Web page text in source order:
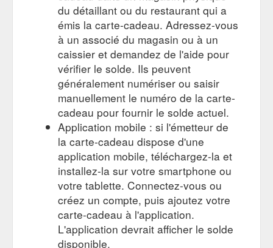
du détaillant ou du restaurant qui a
émis la carte-cadeau. Adressez-vous
à un associé du magasin ou à un
caissier et demandez de l'aide pour
vérifier le solde. Ils peuvent
généralement numériser ou saisir
manuellement le numéro de la carte-
cadeau pour fournir le solde actuel.
Application mobile : si l'émetteur de
la carte-cadeau dispose d'une
application mobile, téléchargez-la et
installez-la sur votre smartphone ou
votre tablette. Connectez-vous ou
créez un compte, puis ajoutez votre
carte-cadeau à l'application.
L'application devrait afficher le solde
disponible.